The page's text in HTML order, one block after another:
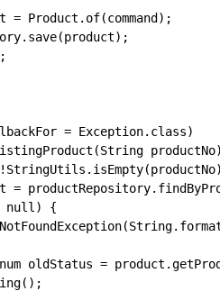
= Product.of(command);
= Exception.class)
=
null) {
oldStatus =